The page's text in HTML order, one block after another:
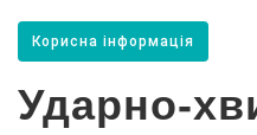
Корисна інформація
Ударно-